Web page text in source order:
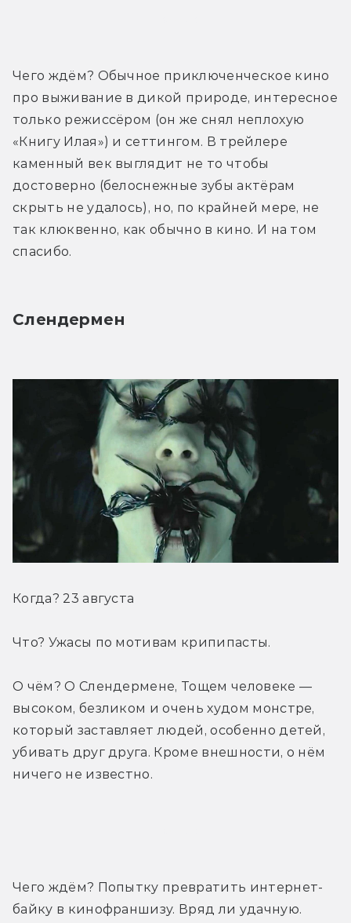
Чего ждём? Обычное приключенческое кино
про выживание в дикой природе, интересное
только режиссёром (он же снял неплохую
«Книгу Илая») и сеттингом. В трейлере
каменный век выглядит не то чтобы
достоверно (белоснежные зубы актёрам
скрыть не удалось), но, по крайней мере, не
так клюквенно, как обычно в кино. И на том
спасибо.
Слендермен
Когда? 23 августа
Что? Ужасы по мотивам крипипасты.
О чём? О Слендермене, Тощем человеке —
высоком, безликом и очень худом монстре,
который заставляет людей, особенно детей,
убивать друг друга. Кроме внешности, о нём
ничего не известно.
Чего ждём? Попытку превратить интернет-
байку в кинофраншизу. Вряд ли удачную.